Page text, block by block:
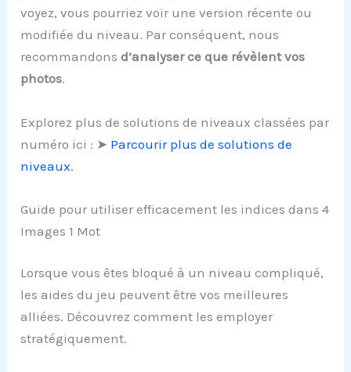
voyez, vous pourriez voir une version récente ou
modifiée du niveau. Par conséquent, nous
recommandonsd’analyser ce que révèlent vos
photos.
Explorez plus de solutions de niveaux classées par
numéro ici : ➤ Parcourir plus de solutions de
niveaux.
Guide pour utiliser efficacement les indices dans 4
Images 1 Mot
Lorsque vous êtes bloqué à un niveau compliqué,
les aides du jeu peuvent être vos meilleures
alliées. Découvrez comment les employer
stratégiquement.